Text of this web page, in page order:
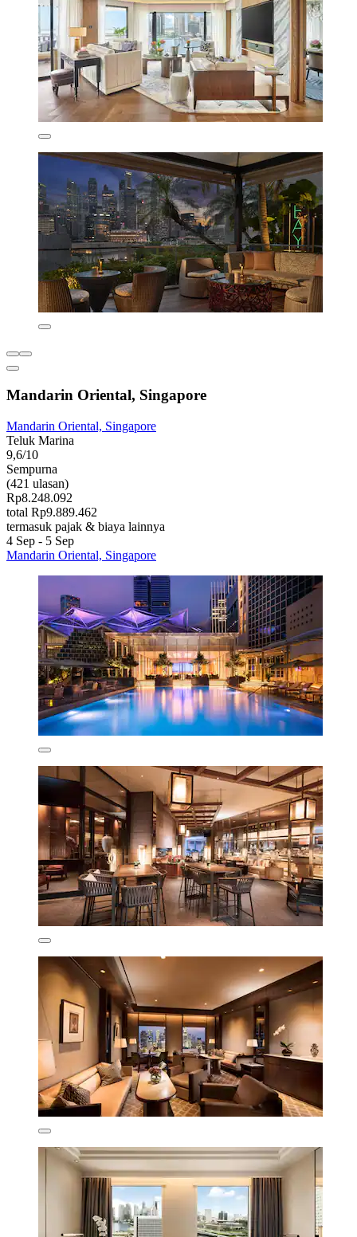
Mandarin Oriental, Singapore
Mandarin Oriental, Singapore
Teluk Marina
9,6/10
Sempurna
(421 ulasan)
Rp8.248.092
total Rp9.889.462
termasuk pajak & biaya lainnya
4 Sep - 5 Sep
Mandarin Oriental, Singapore